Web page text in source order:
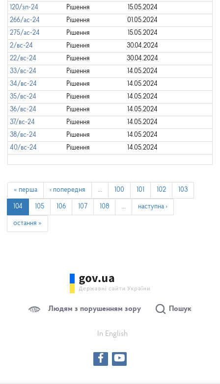
120/зп-24
Рішення
15.05.2024
266/ас-24
Рішення
01.05.2024
275/ас-24
Рішення
15.05.2024
2/вс-24
Рішення
30.04.2024
22/вс-24
Рішення
30.04.2024
33/вс-24
Рішення
14.05.2024
34/вс-24
Рішення
14.05.2024
35/вс-24
Рішення
14.05.2024
36/вс-24
Рішення
14.05.2024
37/вс-24
Рішення
14.05.2024
38/вс-24
Рішення
14.05.2024
40/вс-24
Рішення 14.05.2024
« перша ‹ попередня … 100 101 102 103
104 105 106 107 108 … наступна ›
остання »
Людям з порушенням зору Пошук
In English